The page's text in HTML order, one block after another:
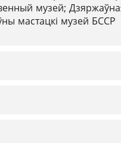
музей;
мастацкі музей БССР